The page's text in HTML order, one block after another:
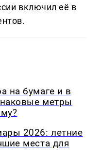
включил её в
на бумаге и в
метры
2026: летние
места для